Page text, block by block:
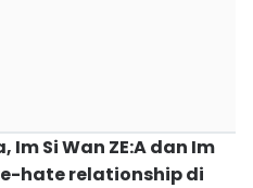
Si Wan ZE:A dan Im
hate relationship di